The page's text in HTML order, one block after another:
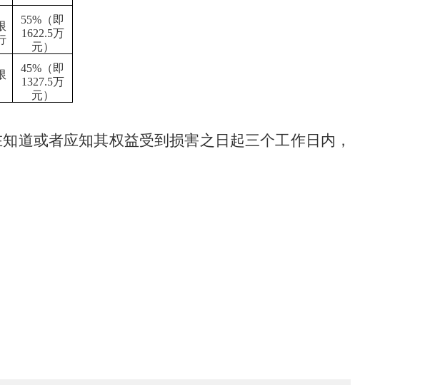
55% （即
1622.5万
元）
45% （即
1327.5万
元）
道或者应知其权益受到损害之日起三个工作日内，